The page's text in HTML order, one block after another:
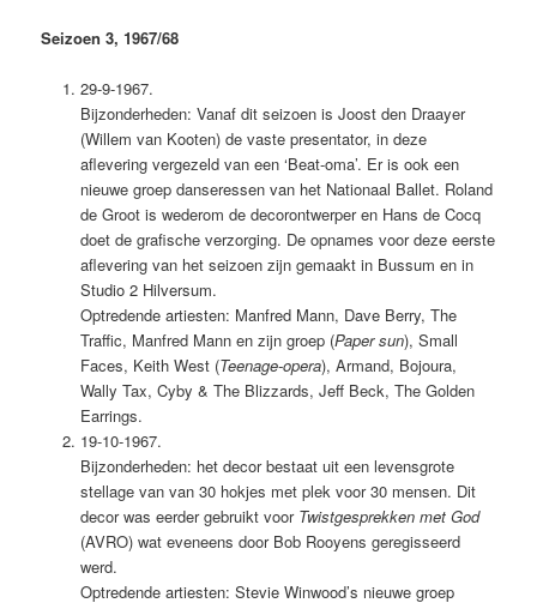
Seizoen 3, 1967/68
29-9-1967.
Bijzonderheden: Vanaf dit seizoen is Joost den Draayer
(Willem van Kooten) de vaste presentator, in deze
aflevering vergezeld van een ‘Beat-oma’. Er is ook een
nieuwe groep danseressen van het Nationaal Ballet. Roland
de Groot is wederom de decorontwerper en Hans de Cocq
doet de grafische verzorging. De opnames voor deze eerste
aflevering van het seizoen zijn gemaakt in Bussum en in
Studio 2 Hilversum.
Optredende artiesten: Manfred Mann, Dave Berry, The
Traffic, Manfred Mann en zijn groep (Paper sun), Small
Faces, Keith West (Teenage-opera), Armand, Bojoura,
Wally Tax, Cyby & The Blizzards, Jeff Beck, The Golden
Earrings.
19-10-1967.
Bijzonderheden: het decor bestaat uit een levensgrote
stellage van van 30 hokjes met plek voor 30 mensen. Dit
decor was eerder gebruikt voor Twistgesprekken met God
(AVRO) wat eveneens door Bob Rooyens geregisseerd
werd.
Optredende artiesten: Stevie Winwood’s nieuwe groep